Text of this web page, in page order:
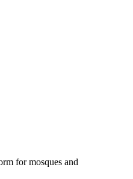
for mosques and